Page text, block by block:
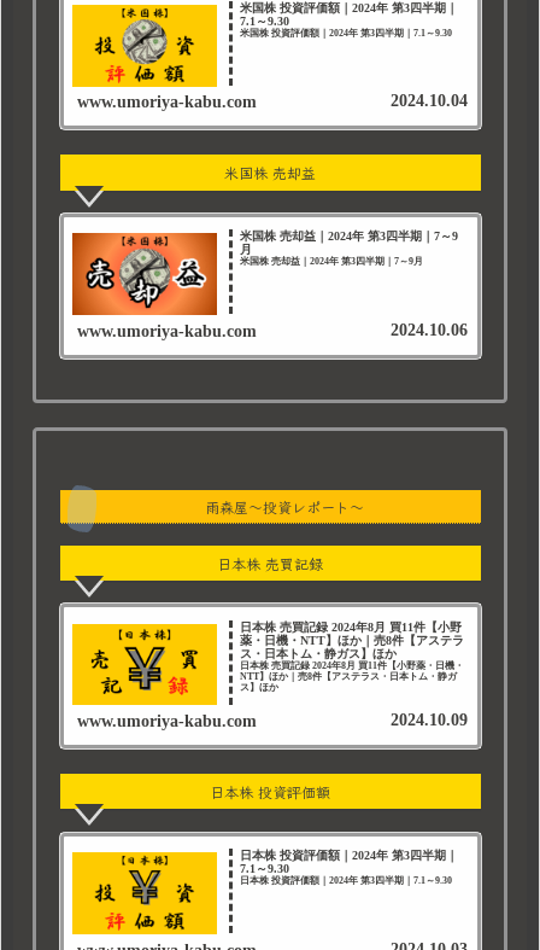
米国株 投資評価額｜2024年 第3四半期｜
7.1～9.30
米国株 投資評価額｜2024年 第3四半期｜7.1～9.30
www.umoriya-kabu.com 2024.10.04
米国株 売却益
米国株 売却益｜2024年 第3四半期｜7～9
月
米国株 売却益｜2024年 第3四半期｜7～9月
www.umoriya-kabu.com 2024.10.06
雨森屋～投資レポート～
日本株 売買記録
日本株 売買記録 2024年8月 買11件【小野
薬・日機・NTT】ほか｜売8件【アステラ
ス・日本トム・静ガス】ほか
日本株 売買記録 2024年8月 買11件【小野薬・日機・
NTT】ほか｜売8件【アステラス・日本トム・静ガ
ス】ほか
www.umoriya-kabu.com 2024.10.09
日本株 投資評価額
日本株 投資評価額｜2024年 第3四半期｜
7.1～9.30
日本株 投資評価額｜2024年 第3四半期｜7.1～9.30